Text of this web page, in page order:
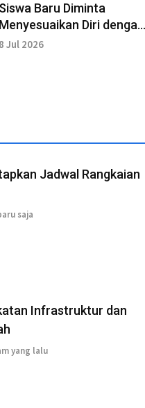
Siswa Baru Diminta
Menyesuaikan Diri dengan
Aturan Sekolah
8 Jul 2026
Jadwal Rangkaian
saja
Infrastruktur dan
yang lalu